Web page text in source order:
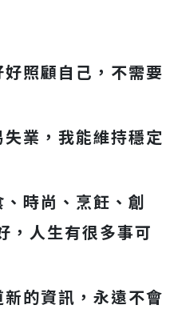
照顧自己，不需要
業，我能維持穩定
時尚、烹飪、創
，人生有很多事可
的資訊，永遠不會